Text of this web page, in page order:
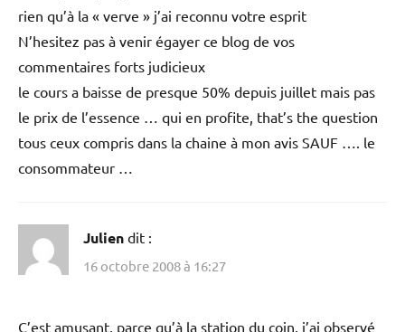
rien qu’à la « verve » j’ai reconnu votre esprit
N’hesitez pas à venir égayer ce blog de vos
commentaires forts judicieux
le cours a baisse de presque 50% depuis juillet mais pas
le prix de l’essence … qui en profite, that’s the question
tous ceux compris dans la chaine à mon avis SAUF …. le
consommateur …
Julien dit :
16 octobre 2008 à 16:27
C’est amusant, parce qu’à la station du coin, j’ai observé